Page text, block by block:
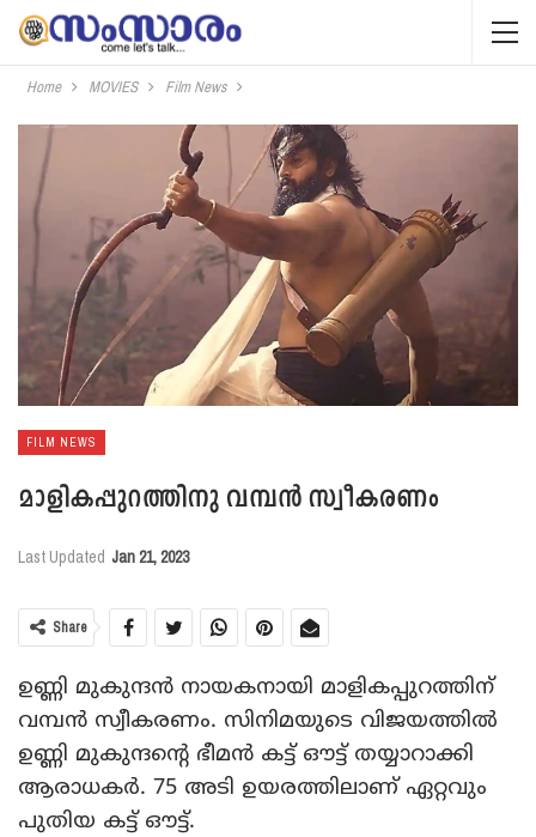
Home MOVIES Film News
FILM NEWS
മാളികപ്പുറത്തിനു വമ്പൻ സ്വീകരണം
Last Updated Jan 21, 2023
Share
ഉണ്ണി മുകുന്ദൻ നായകനായി മാളികപ്പുറത്തിന്
വമ്പൻ സ്വീകരണം. സിനിമയുടെ വിജയത്തിൽ
ഉണ്ണി മുകുന്ദന്റെ ഭീമൻ കട്ട് ഔട്ട് തയ്യാറാക്കി
ആരാധകർ. 75 അടി ഉയരത്തിലാണ് ഏറ്റവും
പുതിയ കട്ട് ഔട്ട്.